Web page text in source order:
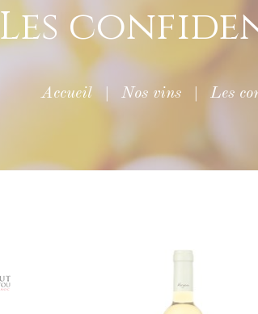
Les
Accueil | Nos vins Les